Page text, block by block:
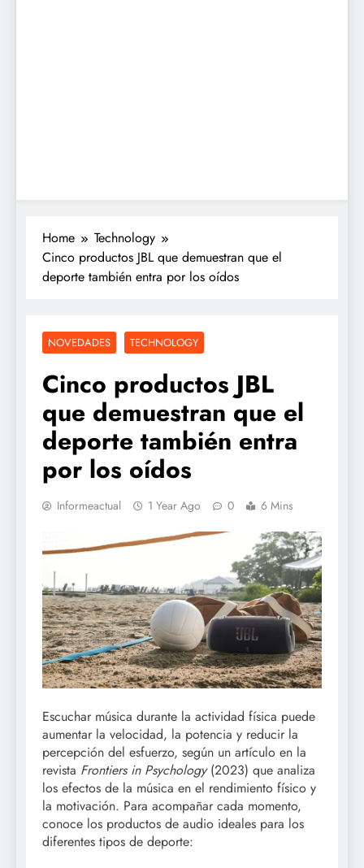
Home
Technology
Cinco productos JBL que demuestran que el
deporte también entra por los oídos
NOVEDADES TECHNOLOGY
Cinco productos JBL
que demuestran que el
deporte también entra
por los oídos
Informeactual 1 Year Ago 0 6 Mins
Escuchar música durante la actividad física puede
aumentar la velocidad, la potencia y reducir la
percepción del esfuerzo, según un artículo en la
revista Frontiers in Psychology(2023) que analiza
los efectos de la música en el rendimiento físico y
la motivación. Para acompañar cada momento,
conoce los productos de audio ideales para los
diferentes tipos de deporte: